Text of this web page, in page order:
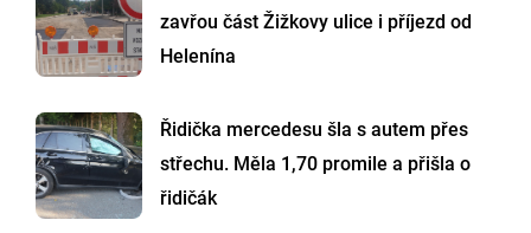
zavřou část Žižkovy ulice i příjezd od
Helenína
Řidička mercedesu šla s autem přes
střechu. Měla 1,70 promile a přišla o
řidičák